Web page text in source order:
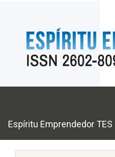
principal
lateral
Espí­ritu Emprendedor TES